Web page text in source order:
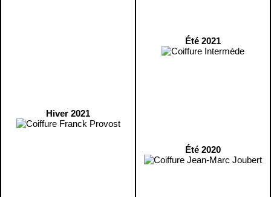
Hiver 2021
Été 2021
Été 2020